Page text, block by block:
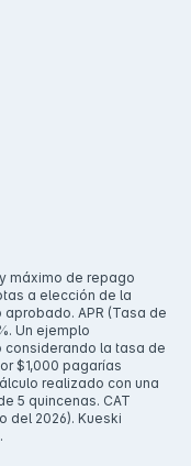
máximo de repago
a elección de la
APR (Tasa de
Un ejemplo
la tasa de
$1,000 pagarías
realizado con una
5 quincenas. CAT
del 2026). Kueski